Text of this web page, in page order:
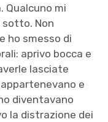
Qualcuno mi
sotto. Non
ho smesso di
aprivo bocca e
lasciate
e
diventavano
la distrazione dei